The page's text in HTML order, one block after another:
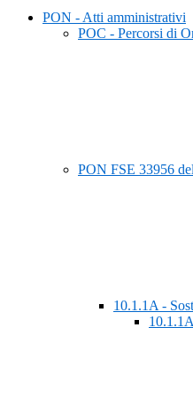
PON - Atti amministrativi
POC - Percorsi di
PON FSE 33956
10.1.1A -